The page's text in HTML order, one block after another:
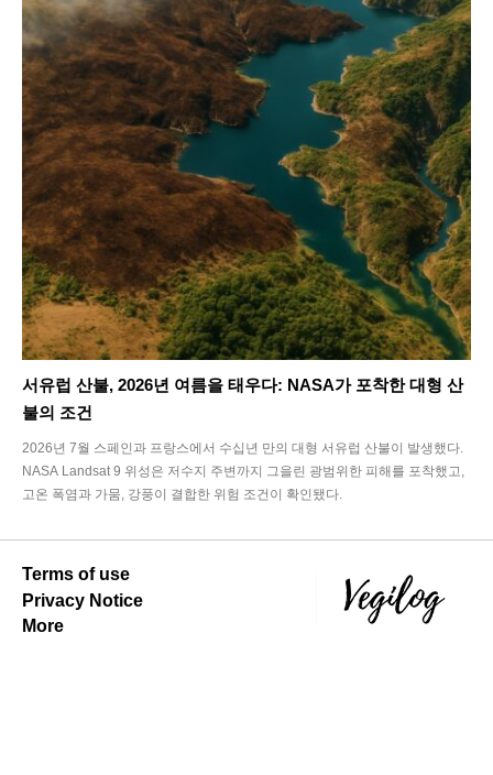
서유럽 산불, 2026년 여름을 태우다: NASA가 포착한 대형 산
불의 조건
2026년 7월 스페인과 프랑스에서 수십년 만의 대형 서유럽 산불이 발생했다.
NASA Landsat 9 위성은 저수지 주변까지 그을린 광범위한 피해를 포착했고,
고온 폭염과 가뭄, 강풍이 결합한 위험 조건이 확인됐다.
Terms of use
Privacy Notice
More